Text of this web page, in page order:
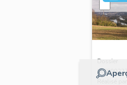
Dossier